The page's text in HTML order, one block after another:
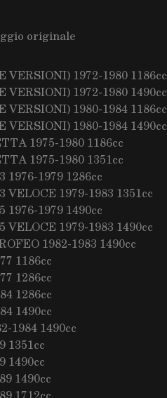
originale
1972-1980 1186cc
1972-1980 1490cc
1980-1984 1186cc
1980-1984 1490cc
1975-1980 1186cc
1975-1980 1351cc
1979 1286cc
1979-1983 1351cc
1979 1490cc
1979-1983 1490cc
1982-1983 1490cc
1186cc
1286cc
1286cc
1490cc
1984 1490cc
1351cc
1490cc
1490cc